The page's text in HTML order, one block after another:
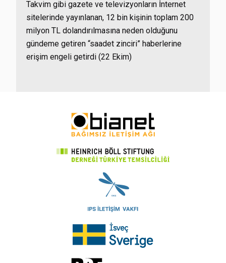
Takvim gibi gazete ve televizyonların İnternet
sitelerinde yayınlanan, 12 bin kişinin toplam 200
milyon TL dolandırılmasına neden olduğunu
gündeme getiren “saadet zinciri” haberlerine
erişim engeli getirdi (22 Ekim)